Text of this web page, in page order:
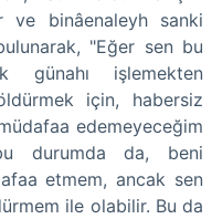
ve binâenaleyh sanki
"Eğer sen bu
günahı işlemekten
için, habersiz
edemeyeceğim
durumda da, beni
etmem, ancak sen
ile olabilir. Bu da